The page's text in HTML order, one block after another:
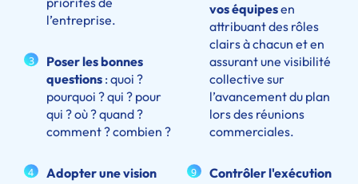
l’entreprise.
3
Poser les bonnes
questions: quoi ?
pourquoi ? qui ? pour
qui ? où ? quand ?
comment ? combien ?
4
Adopter une vision
vos équipesen
attribuant des rôles
clairs à chacun et en
assurant une visibilité
collective sur
l’avancement du plan
lors des réunions
commerciales.
9
Contrôler l'exécution